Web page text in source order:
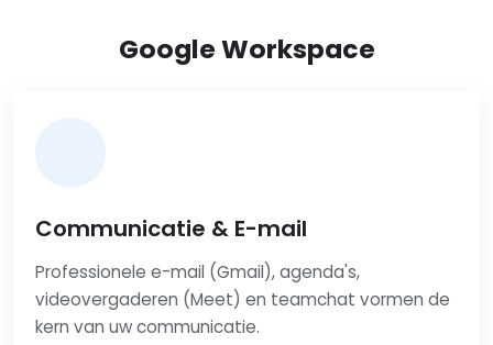
Google Workspace
Communicatie & E-mail
Professionele e-mail (Gmail), agenda's,
videovergaderen (Meet) en teamchat vormen de
kern van uw communicatie.